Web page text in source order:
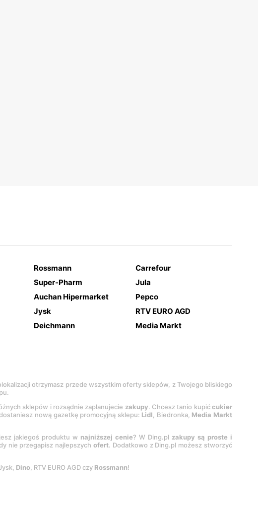
Rossmann
Carrefour
Super-Pharm
Jula
Auchan Hipermarket
Pepco
Jysk
RTV EURO AGD
Deichmann Media Markt
otrzymasz przede wszystkim oferty sklepów, z Twojego bliskiego
sklepów i rozsądnie zaplanujecie zakupy. Chcesz tanio kupićcukier
nową gazetkę promocyjną sklepu: Lidl, Biedronka, Media Markt
jakiegoś produktu w najniższej cenie? W Ding.pl zakupy są proste i
nie przegapisz najlepszychofert. Dodatkowo z Ding.pl możesz stworzyć
Dino, RTV EURO AGD czy Rossmann!